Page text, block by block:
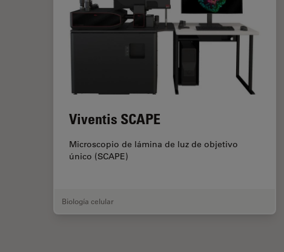
Viventis SCAPE
Microscopio de lámina de luz de objetivo
único (SCAPE)
Biología celular